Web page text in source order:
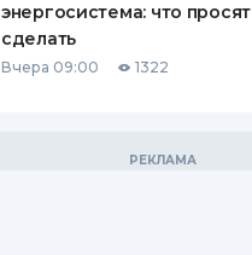
энергосистема: что просят
сделать
Вчера 09:00 1322